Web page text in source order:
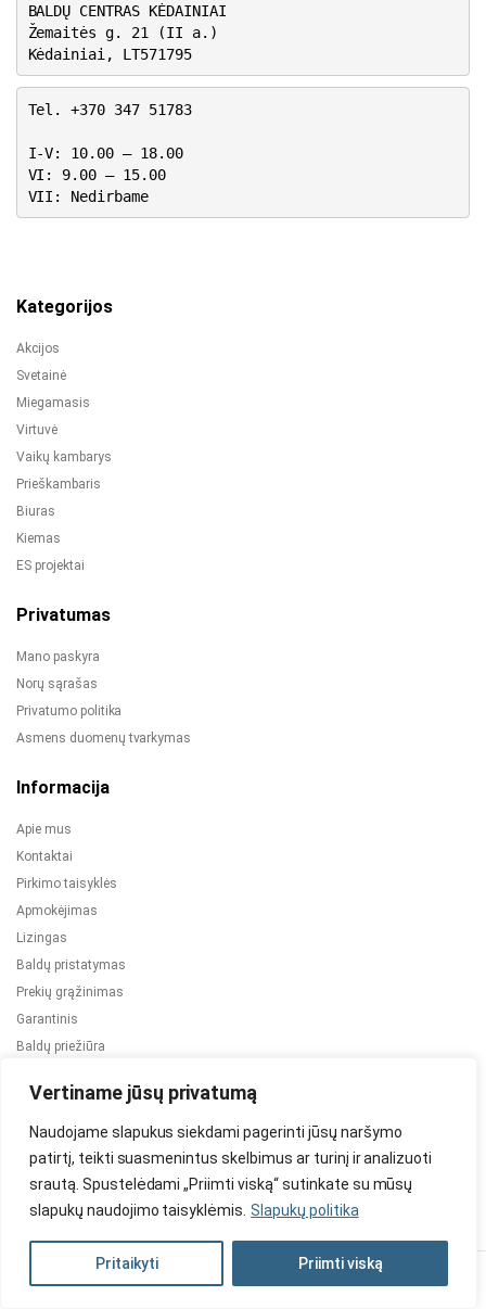
Vertiname jūsų privatumą
Naudojame slapukus siekdami pagerinti jūsų naršymo
patirtį, teikti suasmenintus skelbimus ar turinį ir analizuoti
srautą. Spustelėdami „Priimti viską“ sutinkate su mūsų
slapukų naudojimo taisyklėmis. Slapukų politika
Pritaikyti Priimti viską
BALDŲ CENTRAS KĖDAINIAI
Žemaitės g. 21 (II a.)
Kėdainiai, LT571795
Tel. +370 347 51783
I-V: 10.00 – 18.00
VI: 9.00 – 15.00
VII: Nedirbame
Kategorijos
Akcijos
Svetainė
Miegamasis
Virtuvė
Vaikų kambarys
Prieškambaris
Biuras
Kiemas
ES projektai
Privatumas
Mano paskyra
Norų sąrašas
Privatumo politika
Asmens duomenų tvarkymas
Informacija
Apie mus
Kontaktai
Pirkimo taisyklės
Apmokėjimas
Lizingas
Baldų pristatymas
Prekių grąžinimas
Garantinis
Baldų priežiūra
2024 © Visos teisės saugomos. Be TauBaldai.lt sutikimo draudžiama
Asmens duomenų tvarkymas Privatumo politika